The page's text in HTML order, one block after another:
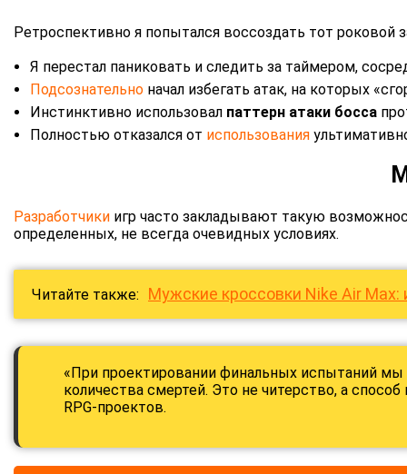
Ретроспективно я попытался воссоздать тот роковой
Я перестал паниковать и следить за таймером,
Подсознательно начал избегать атак, на которых
Инстинктивно использовал паттерн атаки босса
Полностью отказался от использования
Разработчики игр часто закладывают такую
определенных, не всегда очевидных условиях.
Читайте также: Мужские кроссовки Nike Air
«При проектировании финальных испытаний мы
количества смертей. Это не читерство, а
RPG-проектов.